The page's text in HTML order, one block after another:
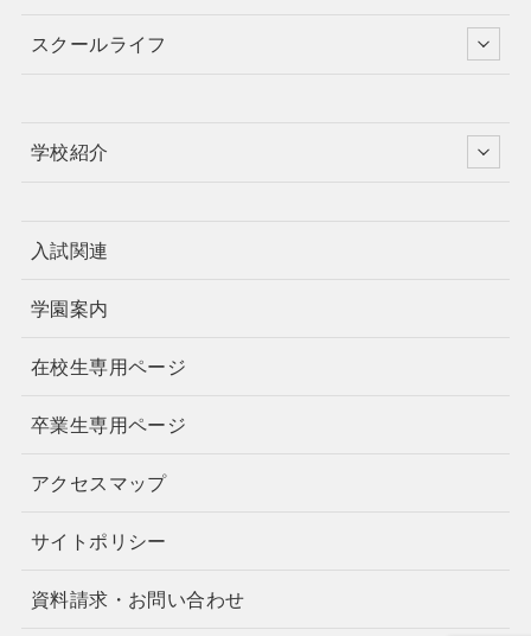
スクールライフ
学校紹介
入試関連
学園案内
在校生専用ページ
卒業生専用ページ
アクセスマップ
サイトポリシー
資料請求・お問い合わせ